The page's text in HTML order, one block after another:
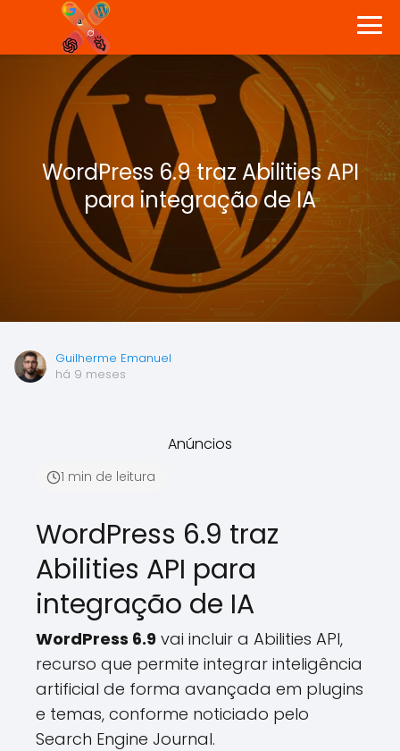
WordPress 6.9 traz Abilities API
para integração de IA
Guilherme Emanuel
há 9 meses
Anúncios
1 min de leitura
WordPress 6.9 traz
Abilities API para
integração de IA
WordPress 6.9 vai incluir a Abilities API,
recurso que permite integrar inteligência
artificial de forma avançada em plugins
e temas, conforme noticiado pelo
Search Engine Journal.